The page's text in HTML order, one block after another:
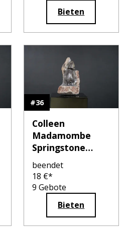
Bieten
#36
Colleen
Madamombe
Springstone
Standbeeld
beendet
18 €*
9 Gebote
Bieten